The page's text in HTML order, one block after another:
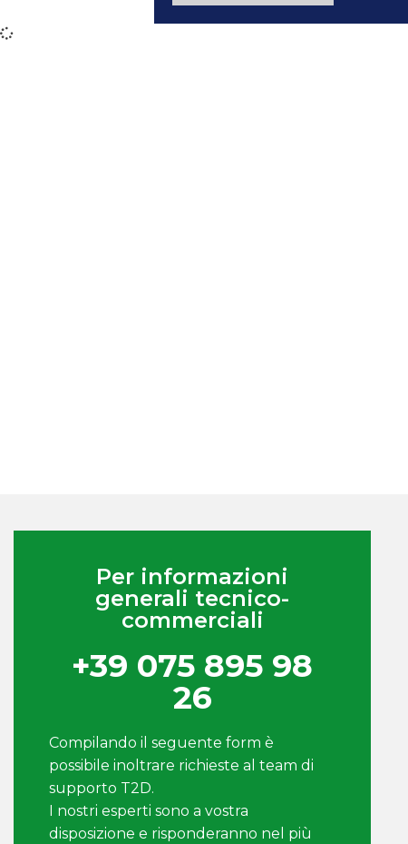
Per informazioni
generali tecnico-
commerciali
+39 075 895 98
26
Compilando il seguente form è
possibile inoltrare richieste al team di
supporto T2D.
I nostri esperti sono a vostra
disposizione e risponderanno nel più